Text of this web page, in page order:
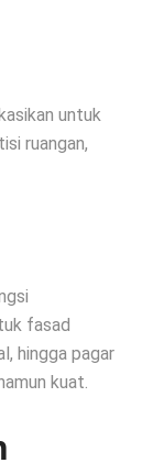
untuk
ruangan,
fasad
hingga pagar
kuat.